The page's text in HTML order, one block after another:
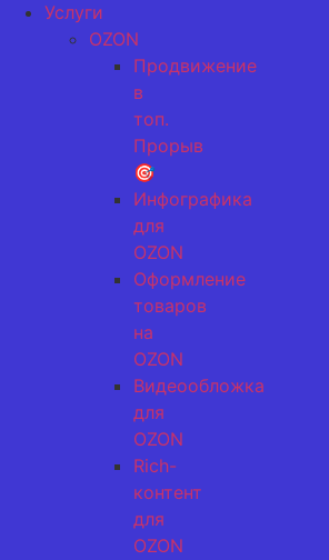
Услуги
OZON
Продвижение
в
топ.
Прорыв
🎯
Инфографика
для
OZON
Оформление
товаров
на
OZON
Видеообложка
для
OZON
Rich-
контент
для
OZON